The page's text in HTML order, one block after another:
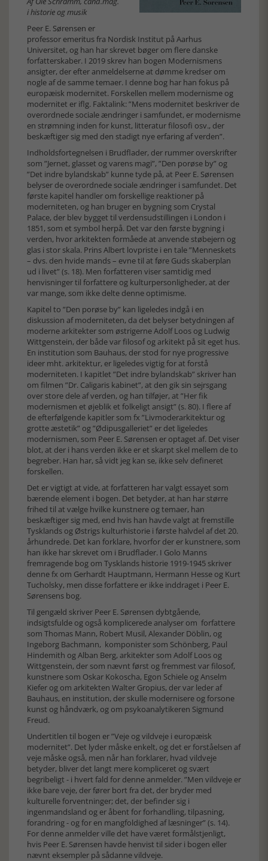
i historie og musik
Peer E. Sørensen er
professor emeritus fra Nordisk Institut på Aarhus
Universitet, og han har skrevet bøger om flere danske
forfatterskaber. I 2019 skrev han bogen Modernismens
ansigter, der efter anmeldelserne at dømme kredser om
nogle af de samme temaer. I denne bog har han fokus på
europæisk modernitet. Forskellen mellem modernisme og
modernitet er iflg. Faktalink: ”Mens modernitet beskriver de
overordnede sociale ændringer i samfundet, er modernisme
en strømning inden for kunst, litteratur filosofi osv., der
beskæftiger sig med den stadigt nye erfaring af verden”.
Indholdsfortegnelsen i Brudflader, der rummer overskrifter
som ”Jernet, glasset og varens magi”, ”Den porøse by” og
”Det indre bylandskab” kunne tyde på, at Peer E. Sørensen
belyser de overordnede sociale ændringer i samfundet. Det
første kapitel handler om forskellige reaktioner på
moderniteten, og han bruger en bygning som Crystal
Palace, der blev bygget til verdensudstillingen i London i
1851, som et symbol herpå. Det var den første bygning i
verden, hvor arkitekten formåede at anvende støbejern og
glas i stor skala. Prins Albert lovpriste i en tale ”Menneskets
– dvs. den hvide mands – evne til at føre Guds skaberplan
ud i livet” (s. 18). Men forfatteren viser samtidig med
henvisninger til forfattere og kulturpersonligheder, at der
var mange, som ikke delte denne optimisme.
Kapitel to ”Den porøse by” kan ligeledes indgå i en
diskussion af moderniteten, da det belyser betydningen af
moderne arkitekter som østrigerne Adolf Loos og Ludwig
Wittgenstein, der både var filosof og arkitekt på sit eget hus.
En institution som Bauhaus, der stod for nye progressive
ideer mht. arkitektur, er ligeledes vigtig for at forstå
moderniteten. I kapitlet ”Det indre bylandskab” skriver han
om filmen ”Dr. Caligaris kabinet”, at den gik sin sejrsgang
over store dele af verden, og han tilføjer, at ”Her fik
modernismen et øjeblik et folkeligt ansigt” (s. 80). I flere af
de efterfølgende kapitler som fx ”Livmoderarkitektur og
grotte æstetik” og ”Ødipusgalleriet” er det ligeledes
modernismen, som Peer E. Sørensen er optaget af. Det viser
blot, at der i hans verden ikke er et skarpt skel mellem de to
begreber. Han har, så vidt jeg kan se, ikke selv defineret
forskellen.
Det er vigtigt at vide, at forfatteren har valgt essayet som
bærende element i bogen. Det betyder, at han har større
frihed til at vælge hvilke kunstnere og temaer, han
beskæftiger sig med, end hvis han havde valgt at fremstille
Tysklands og Østrigs kulturhistorie i første halvdel af det 20.
århundrede. Det kan forklare, hvorfor der er kunstnere, som
han ikke har skrevet om i Brudflader. I Golo Manns
fremragende bog om Tysklands historie 1919-1945 skriver
denne fx om Gerhardt Hauptmann, Hermann Hesse og Kurt
Tucholsky, men disse forfattere er ikke inddraget i Peer E.
Sørensens bog.
Til gengæld skriver Peer E. Sørensen dybtgående,
indsigtsfulde og også komplicerede analyser om forfattere
som Thomas Mann, Robert Musil, Alexander Döblin, og
Ingeborg Bachmann, komponister som Schönberg, Paul
Hindemith og Alban Berg, arkitekter som Adolf Loos og
Wittgenstein, der som nævnt først og fremmest var filosof,
kunstnere som Oskar Kokoscha, Egon Schiele og Anselm
Kiefer og om arkitekten Walter Gropius, der var leder af
Bauhaus, en institution, der skulle modernisere og forsone
kunst og håndværk, og om psykoanalytikeren Sigmund
Freud.
Undertitlen til bogen er ”Veje og vildveje i europæisk
modernitet”. Det lyder måske enkelt, og det er forståelsen af
veje måske også, men når han forklarer, hvad vildveje
betyder, bliver det langt mere kompliceret og svært
begribeligt - i hvert fald for denne anmelder. ”Men vildveje er
ikke bare veje, der fører bort fra det, der bryder med
kulturelle forventninger; det, der befinder sig i
ingenmandsland og er åbent for forhandling, tilpasning,
forandring - og for en mangfoldighed af læsninger” (s. 14).
For denne anmelder ville det have været formålstjenligt,
hvis Peer E. Sørensen havde henvist til sider i bogen eller
nævnt eksempler på sådanne vildveje.